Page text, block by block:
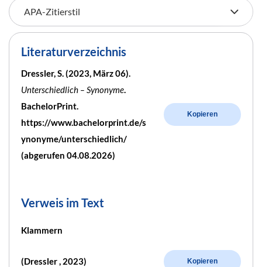
Literaturverzeichnis
Dressler, S. (2023, März 06).
Unterschiedlich – Synonyme.
BachelorPrint.
https://www.bachelorprint.de/s
ynonyme/unterschiedlich/
(abgerufen 04.08.2026)
Kopieren
Verweis im Text
Klammern
(Dressler , 2023) Kopieren